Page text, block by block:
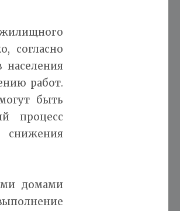
согласно
населения
работ.
быть
процесс
снижения
домами